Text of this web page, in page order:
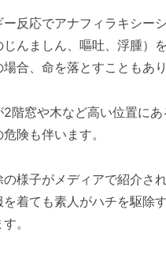
反応でアナフィラキシー
んましん、嘔吐、浮腫）
合、命を落とすこともあり
2階窓や木など高い位置に
険も伴います。
様子がメディアで紹介さ
着ても素人がハチを駆除
。